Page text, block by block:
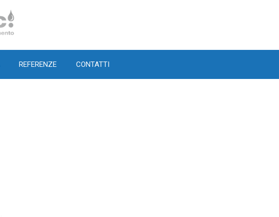
REFERENZE CONTATTI